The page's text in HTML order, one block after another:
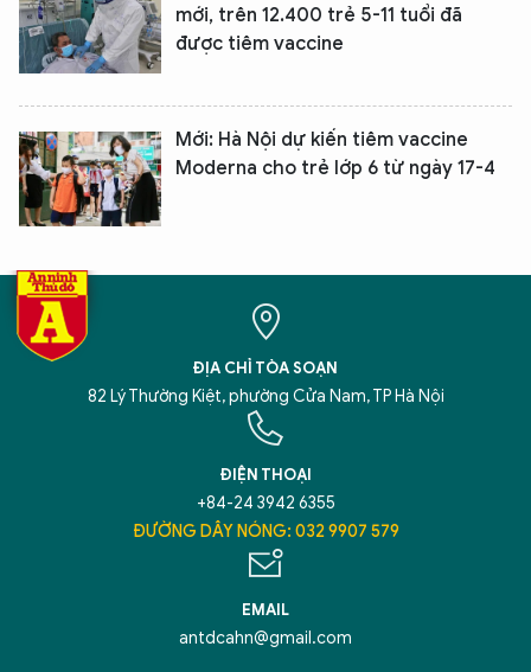
mới, trên 12.400 trẻ 5-11 tuổi đã
được tiêm vaccine
Mới: Hà Nội dự kiến tiêm vaccine
Moderna cho trẻ lớp 6 từ ngày 17-4
ĐỊA CHỈ TÒA SOẠN
82 Lý Thường Kiệt, phường Cửa Nam, TP Hà Nội
ĐIỆN THOẠI
+84-24 3942 6355
ĐƯỜNG DÂY NÓNG: 032 9907 579
EMAIL
antdcahn@gmail.com
TÔI LÀ CHATBOT CỦA
Hãy hỏi tôi bất kỳ điều gì bạn cần biết về
An Ninh Thủ Đô nhé. Tôi sẵn sàng hỗ trợ!